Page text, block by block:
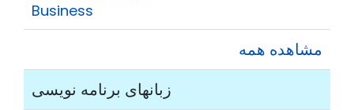
Business
مشاهده همه
زبانهای برنامه نویسی